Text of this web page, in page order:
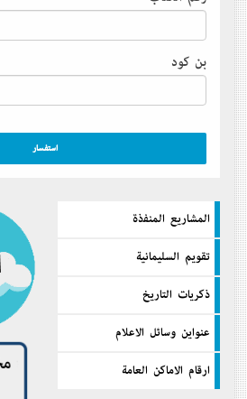
بن كود
المشاريع المنفذة
تقويم السليمانية
ذكريات التاريخ
عنواين وسائل الاعلام
ارقام الاماكن العامة